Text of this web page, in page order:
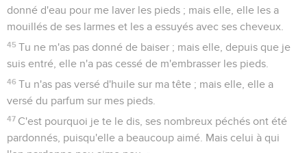
donné d'eau pour me laver les pieds ; mais elle, elle les a
mouillés de ses larmes et les a essuyés avec ses cheveux.
45 Tu ne m'as pas donné de baiser ; mais elle, depuis que je
suis entré, elle n'a pas cessé de m'embrasser les pieds.
46 Tu n'as pas versé d'huile sur ma tête ; mais elle, elle a
versé du parfum sur mes pieds.
47 C'est pourquoi je te le dis, ses nombreux péchés ont été
pardonnés, puisqu'elle a beaucoup aimé. Mais celui à qui